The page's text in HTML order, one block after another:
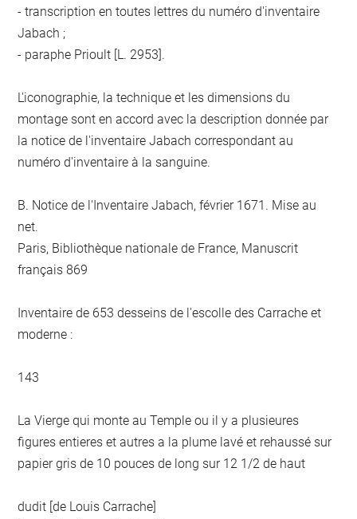
- transcription en toutes lettres du numéro d'inventaire
Jabach ;
- paraphe Prioult [L. 2953].
L'iconographie, la technique et les dimensions du
montage sont en accord avec la description donnée par
la notice de l'inventaire Jabach correspondant au
numéro d'inventaire à la sanguine.
B. Notice de l'Inventaire Jabach, février 1671. Mise au
net.
Paris, Bibliothèque nationale de France, Manuscrit
français 869
Inventaire de 653 desseins de l'escolle des Carrache et
moderne :
143
La Vierge qui monte au Temple ou il y a plusieures
figures entieres et autres a la plume lavé et rehaussé sur
papier gris de 10 pouces de long sur 12 1/2 de haut
dudit [de Louis Carrache]